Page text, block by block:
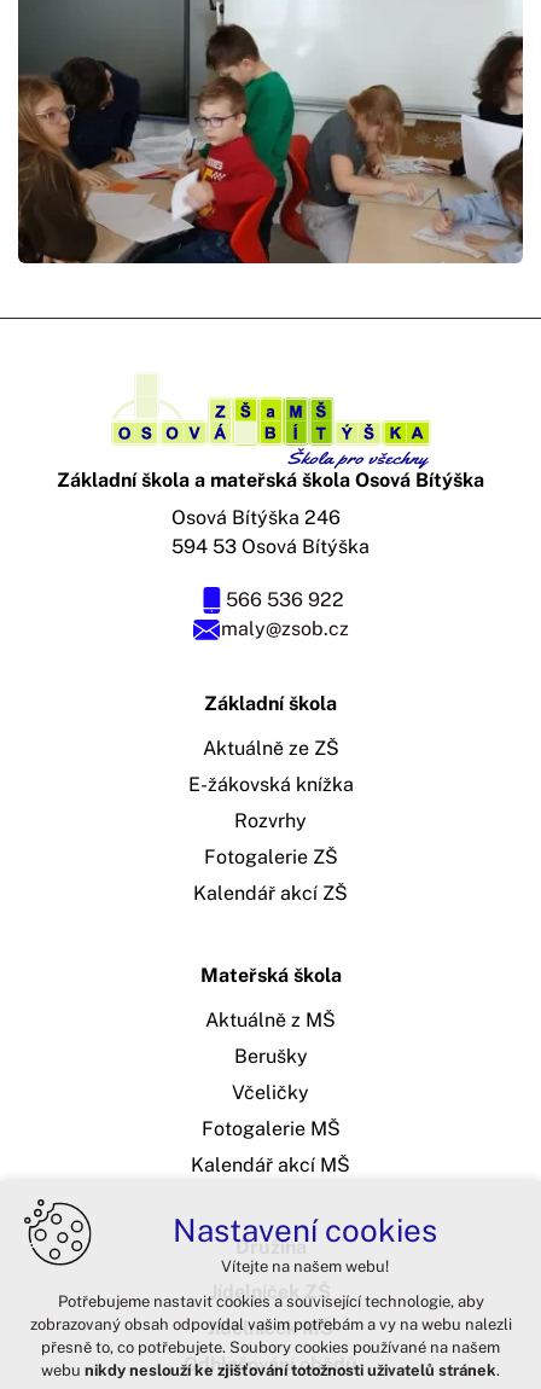
Základní škola a mateřská škola Osová Bítýška
maly@zsob.cz
566 536 922
Osová Bítýška 246
594 53 Osová Bítýška
Základní škola
Aktuálně ze ZŠ
E-žákovská knížka
Rozvrhy
Fotogalerie ZŠ
Kalendář akcí ZŠ
Mateřská škola
Aktuálně z MŠ
Berušky
Včeličky
Fotogalerie MŠ
Kalendář akcí MŠ
Družina
Jídelníček ZŠ
Jídelníček MŠ
Odhlašování obědů
Nastavení cookies
Vítejte na našem webu!
Potřebujeme nastavit cookies a související technologie, aby
zobrazovaný obsah odpovídal vašim potřebám a vy na webu nalezli
přesně to, co potřebujete. Soubory cookies používané na našem
webu nikdy neslouží ke zjišťování totožnosti uživatelů stránek.